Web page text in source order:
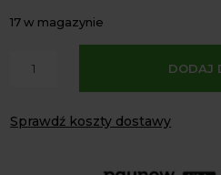
17 w magazynie
uniwersalny
DODAJ
Sprawdź koszty dostawy